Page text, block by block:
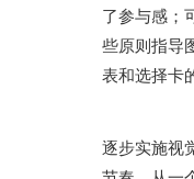
了参与感；
些原则指导
表和选择卡
逐步实施视